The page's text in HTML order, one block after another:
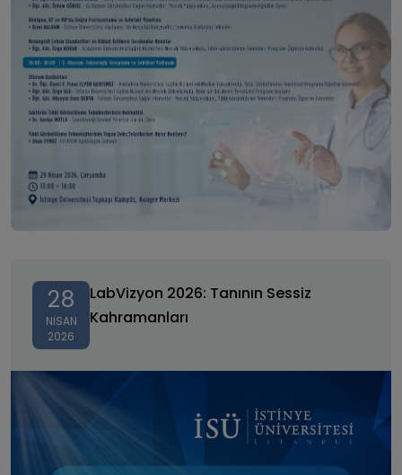
28
NISAN
2026
LabVizyon 2026: Tanının Sessiz
Kahramanları